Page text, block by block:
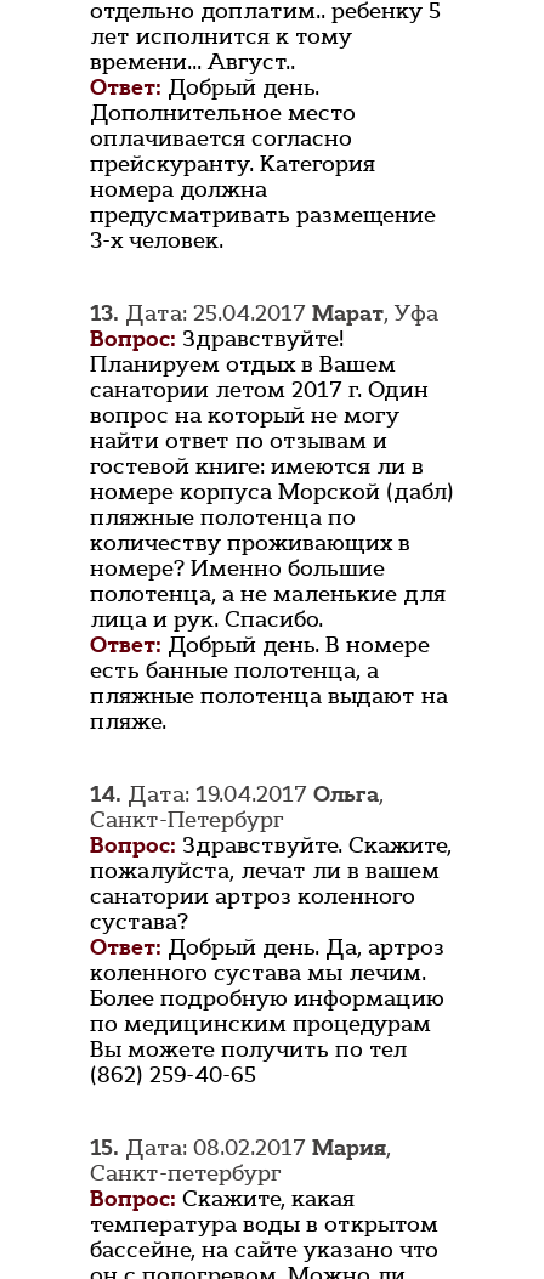
отдельно доплатим.. ребенку 5
лет исполнится к тому
времени... Август..
Ответ: Добрый день.
Дополнительное место
оплачивается согласно
прейскуранту. Категория
номера должна
предусматривать размещение
3-х человек.
13. Дата: 25.04.2017 Марат, Уфа
Вопрос: Здравствуйте!
Планируем отдых в Вашем
санатории летом 2017 г. Один
вопрос на который не могу
найти ответ по отзывам и
гостевой книге: имеются ли в
номере корпуса Морской (дабл)
пляжные полотенца по
количеству проживающих в
номере? Именно большие
полотенца, а не маленькие для
лица и рук. Спасибо.
Ответ: Добрый день. В номере
есть банные полотенца, а
пляжные полотенца выдают на
пляже.
14. Дата: 19.04.2017 Ольга,
Санкт-Петербург
Вопрос: Здравствуйте. Скажите,
пожалуйста, лечат ли в вашем
санатории артроз коленного
сустава?
Ответ: Добрый день. Да, артроз
коленного сустава мы лечим.
Более подробную информацию
по медицинским процедурам
Вы можете получить по тел
(862) 259-40-65
15. Дата: 08.02.2017 Мария,
Санкт-петербург
Вопрос: Скажите, какая
температура воды в открытом
бассейне, на сайте указано что